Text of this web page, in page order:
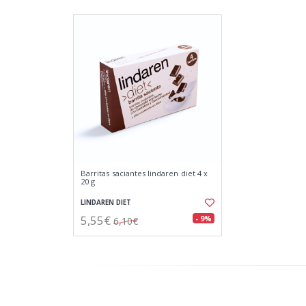
Barritas saciantes lindaren diet 4 x
20 g
LINDAREN DIET
5,55€ 6,10€ - 9%